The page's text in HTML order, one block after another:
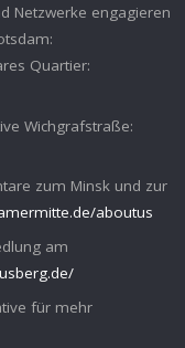
Netzwerke engagieren
Quartier:
Wichgrafstraße:
zum Minsk und zur
aboutus
am
für mehr